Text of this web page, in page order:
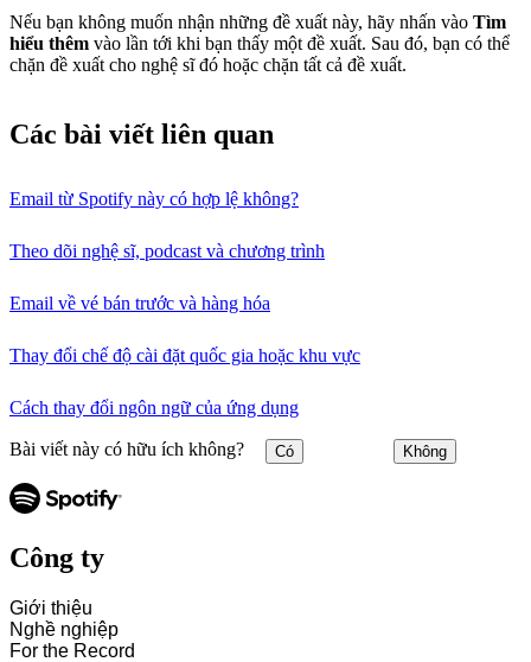
Nếu bạn không muốn nhận những đề xuất này, hãy nhấn vào Tìm
hiểu thêm vào lần tới khi bạn thấy một đề xuất. Sau đó, bạn có thể
chặn đề xuất cho nghệ sĩ đó hoặc chặn tất cả đề xuất.
Các bài viết liên quan
Email từ Spotify này có hợp lệ không?
Theo dõi nghệ sĩ, podcast và chương trình
Email về vé bán trước và hàng hóa
Thay đổi chế độ cài đặt quốc gia hoặc khu vực
Cách thay đổi ngôn ngữ của ứng dụng
Bài viết này có hữu ích không? Có Không
Công ty
Giới thiệu
Nghề nghiệp
For the Record